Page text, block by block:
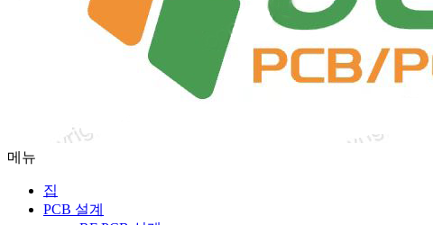
메뉴
집
PCB 설계